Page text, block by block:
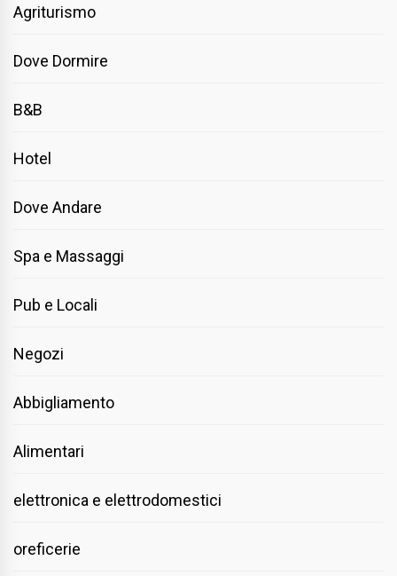
Agriturismo
Dove Dormire
B&B
Hotel
Dove Andare
Spa e Massaggi
Pub e Locali
Negozi
Abbigliamento
Alimentari
elettronica e elettrodomestici
oreficerie